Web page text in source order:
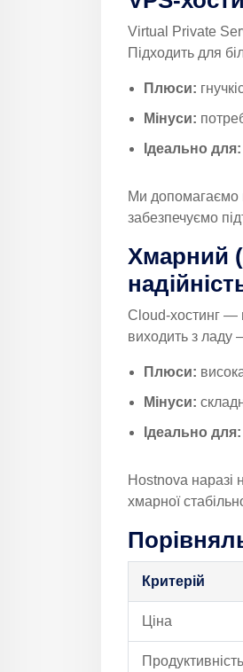
Virtual Private
Підходить для
Плюси:
Мінуси:
Ідеально для:
Ми допомагаємо
забезпечуємо
Хмарний
Cloud-хостинг —
виходить з
Плюси:
Мінуси:
Ідеально для:
Hostnova наразі
хмарної
Критерій
Ціна
Продуктивність